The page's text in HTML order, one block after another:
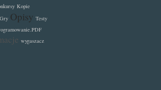
Kopie
Gry Opisy Testy
wygaszacz